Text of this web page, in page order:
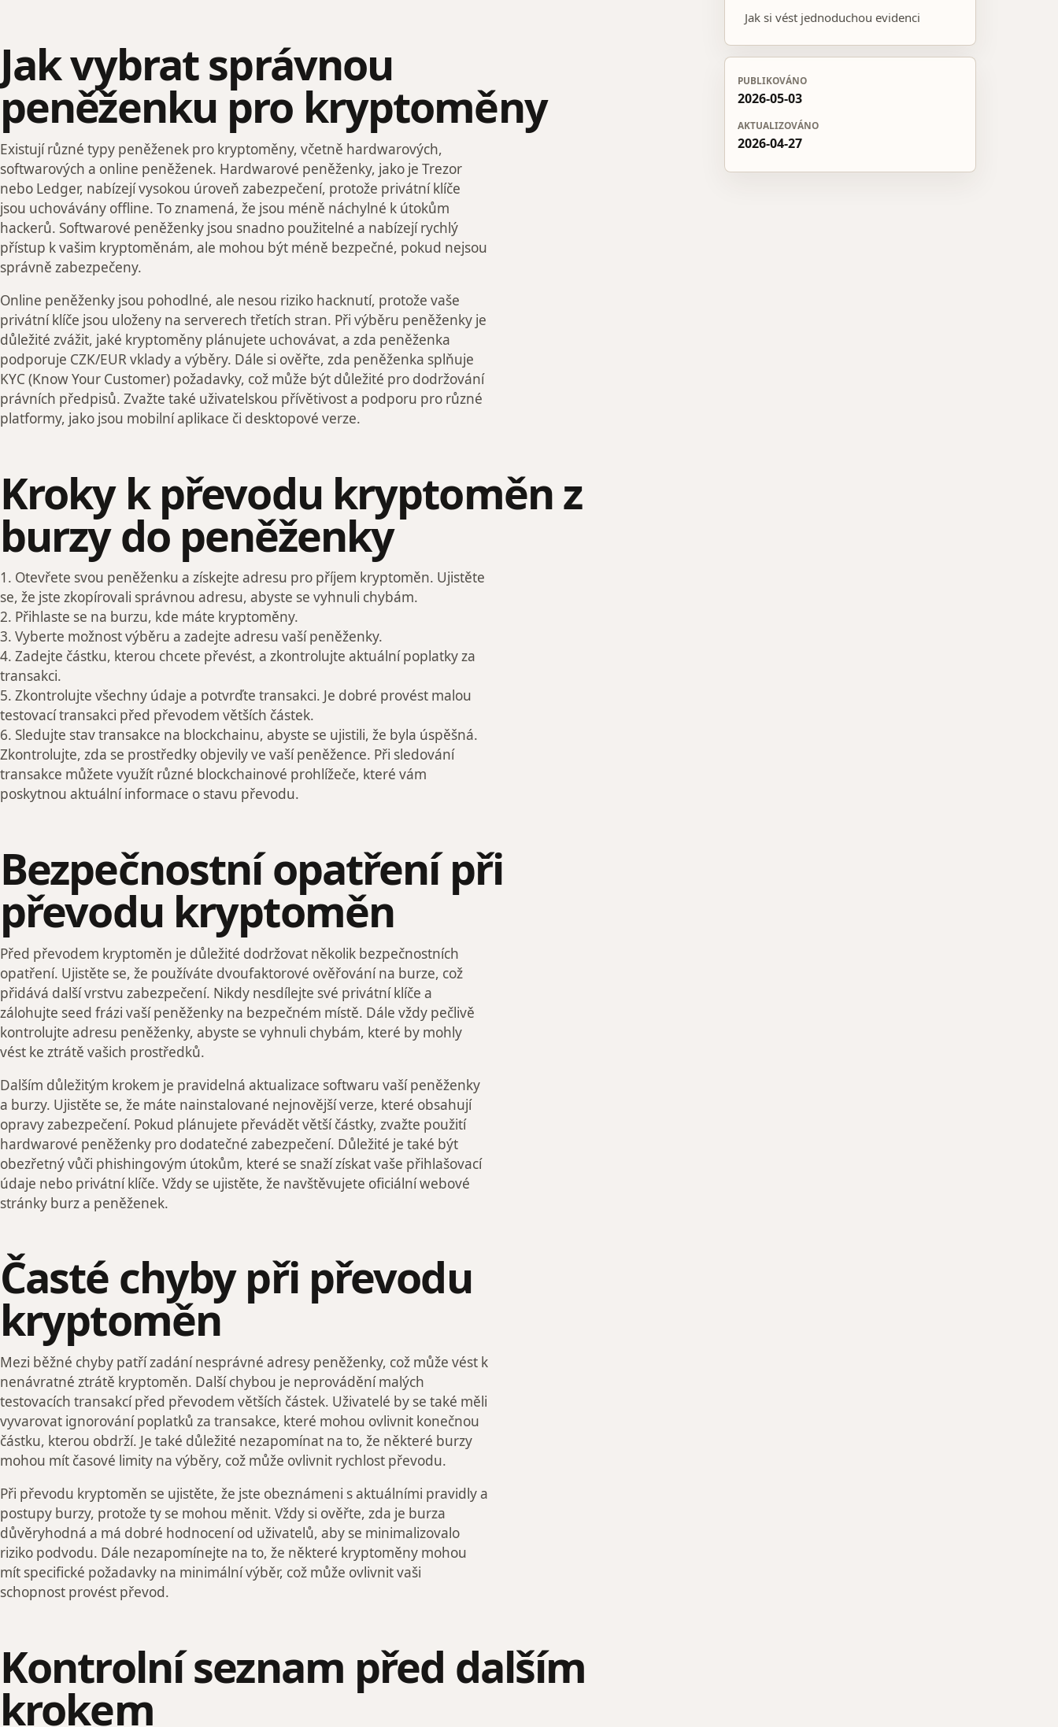
Jak vybrat správnou
peněženku pro kryptoměny
Existují různé typy peněženek pro kryptoměny, včetně hardwarových,
softwarových a online peněženek. Hardwarové peněženky, jako je Trezor
nebo Ledger, nabízejí vysokou úroveň zabezpečení, protože privátní klíče
jsou uchovávány offline. To znamená, že jsou méně náchylné k útokům
hackerů. Softwarové peněženky jsou snadno použitelné a nabízejí rychlý
přístup k vašim kryptoměnám, ale mohou být méně bezpečné, pokud nejsou
správně zabezpečeny.
Online peněženky jsou pohodlné, ale nesou riziko hacknutí, protože vaše
privátní klíče jsou uloženy na serverech třetích stran. Při výběru peněženky je
důležité zvážit, jaké kryptoměny plánujete uchovávat, a zda peněženka
podporuje CZK/EUR vklady a výběry. Dále si ověřte, zda peněženka splňuje
KYC (Know Your Customer) požadavky, což může být důležité pro dodržování
právních předpisů. Zvažte také uživatelskou přívětivost a podporu pro různé
platformy, jako jsou mobilní aplikace či desktopové verze.
Kroky k převodu kryptoměn z
burzy do peněženky
1. Otevřete svou peněženku a získejte adresu pro příjem kryptoměn. Ujistěte
se, že jste zkopírovali správnou adresu, abyste se vyhnuli chybám.
2. Přihlaste se na burzu, kde máte kryptoměny.
3. Vyberte možnost výběru a zadejte adresu vaší peněženky.
4. Zadejte částku, kterou chcete převést, a zkontrolujte aktuální poplatky za
transakci.
5. Zkontrolujte všechny údaje a potvrďte transakci. Je dobré provést malou
testovací transakci před převodem větších částek.
6. Sledujte stav transakce na blockchainu, abyste se ujistili, že byla úspěšná.
Zkontrolujte, zda se prostředky objevily ve vaší peněžence. Při sledování
transakce můžete využít různé blockchainové prohlížeče, které vám
poskytnou aktuální informace o stavu převodu.
Bezpečnostní opatření při
převodu kryptoměn
Před převodem kryptoměn je důležité dodržovat několik bezpečnostních
opatření. Ujistěte se, že používáte dvoufaktorové ověřování na burze, což
přidává další vrstvu zabezpečení. Nikdy nesdílejte své privátní klíče a
zálohujte seed frázi vaší peněženky na bezpečném místě. Dále vždy pečlivě
kontrolujte adresu peněženky, abyste se vyhnuli chybám, které by mohly
vést ke ztrátě vašich prostředků.
Dalším důležitým krokem je pravidelná aktualizace softwaru vaší peněženky
a burzy. Ujistěte se, že máte nainstalované nejnovější verze, které obsahují
opravy zabezpečení. Pokud plánujete převádět větší částky, zvažte použití
hardwarové peněženky pro dodatečné zabezpečení. Důležité je také být
obezřetný vůči phishingovým útokům, které se snaží získat vaše přihlašovací
údaje nebo privátní klíče. Vždy se ujistěte, že navštěvujete oficiální webové
stránky burz a peněženek.
Časté chyby při převodu
kryptoměn
Mezi běžné chyby patří zadání nesprávné adresy peněženky, což může vést k
nenávratné ztrátě kryptoměn. Další chybou je neprovádění malých
testovacích transakcí před převodem větších částek. Uživatelé by se také měli
vyvarovat ignorování poplatků za transakce, které mohou ovlivnit konečnou
částku, kterou obdrží. Je také důležité nezapomínat na to, že některé burzy
mohou mít časové limity na výběry, což může ovlivnit rychlost převodu.
Při převodu kryptoměn se ujistěte, že jste obeznámeni s aktuálními pravidly a
postupy burzy, protože ty se mohou měnit. Vždy si ověřte, zda je burza
důvěryhodná a má dobré hodnocení od uživatelů, aby se minimalizovalo
riziko podvodu. Dále nezapomínejte na to, že některé kryptoměny mohou
mít specifické požadavky na minimální výběr, což může ovlivnit vaši
schopnost provést převod.
Kontrolní seznam před dalším
krokem
Jak si vést jednoduchou evidenci
PUBLIKOVÁNO
2026-05-03
AKTUALIZOVÁNO
2026-04-27